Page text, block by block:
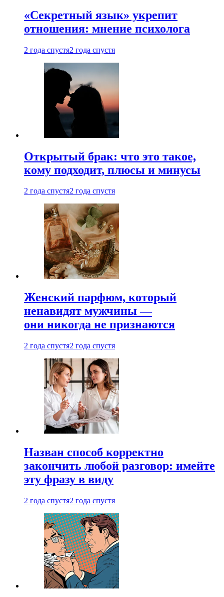
«Секретный язык» укрепит
отношения: мнение психолога
2 года спустя2 года спустя
Открытый брак: что это такое,
кому подходит, плюсы и минусы
2 года спустя2 года спустя
Женский парфюм, который
ненавидят мужчины —
они никогда не признаются
2 года спустя2 года спустя
Назван способ корректно
закончить любой разговор: имейте
эту фразу в виду
2 года спустя2 года спустя